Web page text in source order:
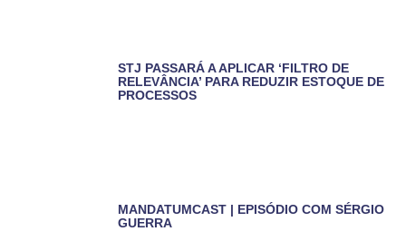
STJ PASSARÁ A APLICAR ‘FILTRO DE
RELEVÂNCIA’ PARA REDUZIR ESTOQUE DE
PROCESSOS
MANDATUMCAST | EPISÓDIO COM SÉRGIO
GUERRA